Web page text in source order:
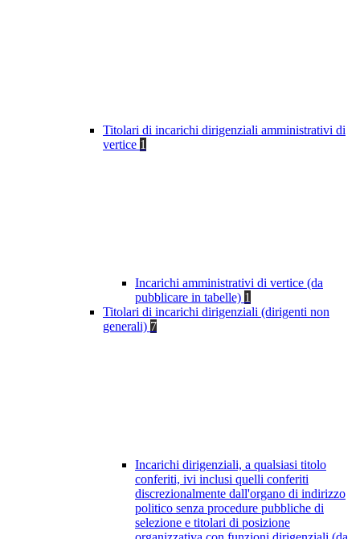
Titolari di incarichi dirigenziali amministrativi di
vertice 1
Incarichi amministrativi di vertice (da
pubblicare in tabelle) 1
Titolari di incarichi dirigenziali (dirigenti non
generali) 7
Incarichi dirigenziali, a qualsiasi titolo
conferiti, ivi inclusi quelli conferiti
discrezionalmente dall'organo di indirizzo
politico senza procedure pubbliche di
selezione e titolari di posizione